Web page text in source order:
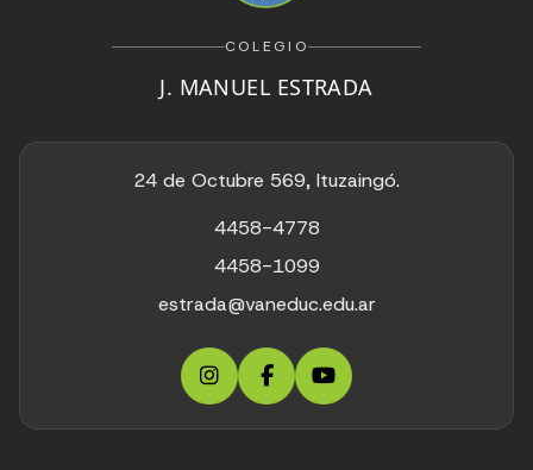
COLEGIO
J. MANUEL ESTRADA
24 de Octubre 569, Ituzaingó.
4458-4778
4458-1099
estrada@vaneduc.edu.ar